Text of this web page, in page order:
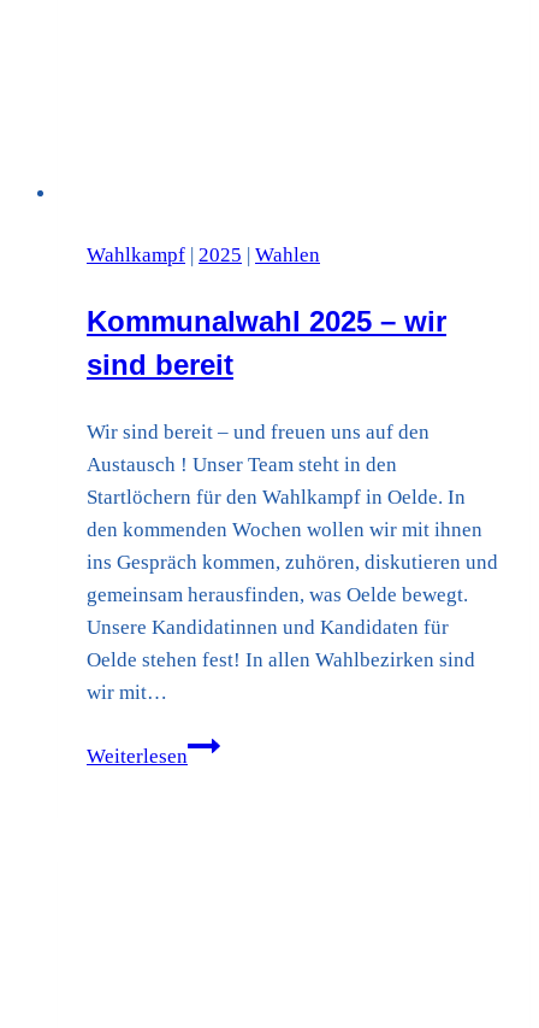
Wahlkampf | 2025 | Wahlen
Kommunalwahl 2025 – wir
sind bereit
Wir sind bereit – und freuen uns auf den
Austausch ! Unser Team steht in den
Startlöchern für den Wahlkampf in Oelde. In
den kommenden Wochen wollen wir mit ihnen
ins Gespräch kommen, zuhören, diskutieren und
gemeinsam herausfinden, was Oelde bewegt.
Unsere Kandidatinnen und Kandidaten für
Oelde stehen fest! In allen Wahlbezirken sind
wir mit…
Weiterlesen
Kommunalwahl